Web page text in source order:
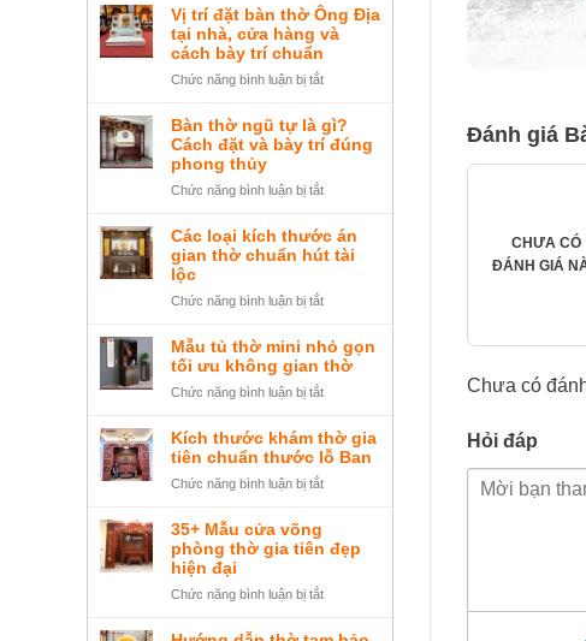
các
mẫu
đẹp
sang
Vị trí đặt bàn thờ Ông Địa
tại nhà, cửa hàng và
cách bày trí chuẩn
Chức năng bình luận bị tắtở
trí
đặt
tại
nhà,
hàng
cách
bày
Bàn thờ ngũ tự là gì?
Cách đặt và bày trí đúng
phong thủy
Chức năng bình luận bị tắtở
thờ
ngũ
đặt
và
bày
đúng
phong
Các loại kích thước án
gian thờ chuẩn hút tài
lộc
Chức năng bình luận bị tắtở
loại
kích
án
thờ
chuẩn
hút
Mẫu tủ thờ mini nhỏ gọn
tối ưu không gian thờ
Chức năng bình luận bị tắtở
tủ
thờ
nhỏ
ưu
gian
Kích thước khám thờ gia
tiên chuẩn thước lỗ Ban
Chức năng bình luận bị tắtở
khám
35+ Mẫu cửa võng
phòng thờ gia tiên đẹp
hiện đại
Chức năng bình luận bị tắtở
Mẫu
Đánh giá
CHƯA CÓ
ĐÁNH GIÁ
Chưa có
Hỏi đáp